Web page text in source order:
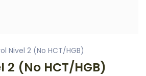
Nivel 2 (No HCT/HGB)
2 (No HCT/HGB)